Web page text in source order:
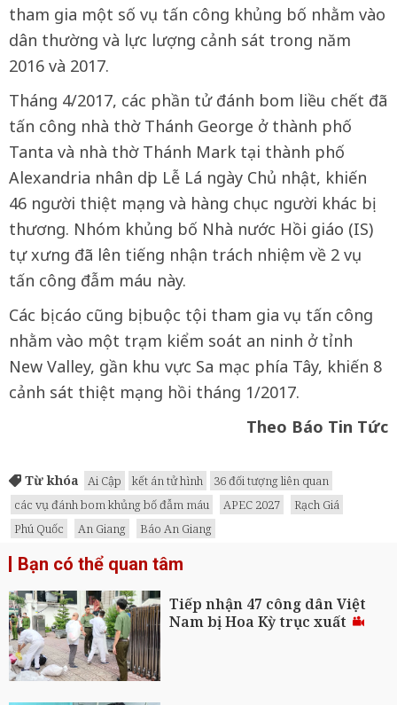
tham gia một số vụ tấn công khủng bố nhằm vào
dân thường và lực lượng cảnh sát trong năm
2016 và 2017.
Tháng 4/2017, các phần tử đánh bom liều chết đã
tấn công nhà thờ Thánh George ở thành phố
Tanta và nhà thờ Thánh Mark tại thành phố
Alexandria nhân dịp Lễ Lá ngày Chủ nhật, khiến
46 người thiệt mạng và hàng chục người khác bị
thương. Nhóm khủng bố Nhà nước Hồi giáo (IS)
tự xưng đã lên tiếng nhận trách nhiệm về 2 vụ
tấn công đẫm máu này.
Các bị cáo cũng bị buộc tội tham gia vụ tấn công
nhằm vào một trạm kiểm soát an ninh ở tỉnh
New Valley, gần khu vực Sa mạc phía Tây, khiến 8
cảnh sát thiệt mạng hồi tháng 1/2017.
Theo Báo Tin Tức
Từ khóa Ai Cập kết án tử hình
36 đối tượng liên quan
các vụ đánh bom khủng bố đẫm máu
APEC 2027
Rạch Giá
Phú Quốc
An Giang Báo An Giang
Bạn có thể quan tâm
Tiếp nhận 47 công dân Việt
Nam bị Hoa Kỳ trục xuất